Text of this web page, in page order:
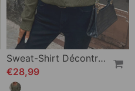
Sweat-Shirt Décontracté À Manches Longues Et Col Carré De Couleur Unie
€28,99